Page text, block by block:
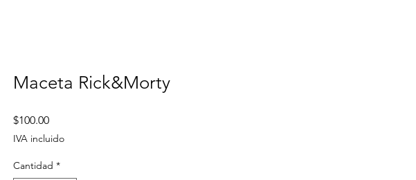
Maceta Rick&Morty
$100.00Precio
IVA incluido
Cantidad *